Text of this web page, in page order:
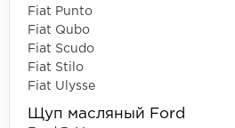
Fiat Punto
Fiat Qubo
Fiat Scudo
Fiat Stilo
Fiat Ulysse
Щуп масляный Ford